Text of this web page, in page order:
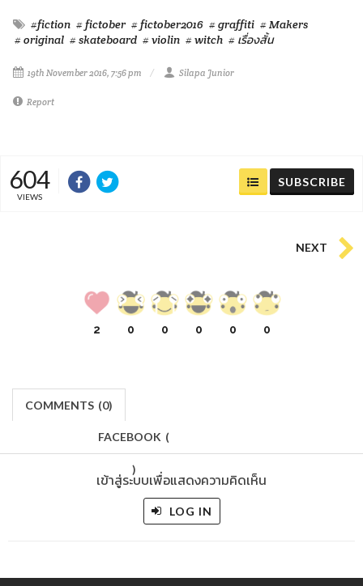
#fiction # fictober # fictober2016 # graffiti # Makers
# original # skateboard # violin # witch # เรื่องสั้น
19th November 2016, 7:56 pm Silapa Junior
Report
604
VIEWS
SUBSCRIBE
NEXT
2 0 0 0 0 0
COMMENTS (0)
FACEBOOK (
)
เข้าสู่ระบบเพื่อแสดงความคิดเห็น
LOG IN